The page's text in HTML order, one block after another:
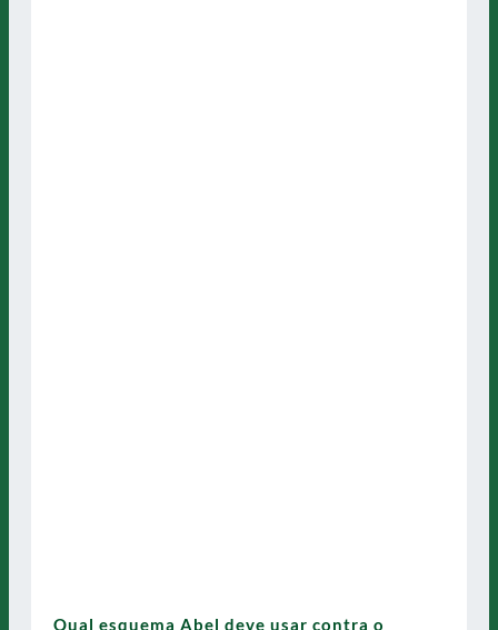
Qual esquema Abel deve usar contra o